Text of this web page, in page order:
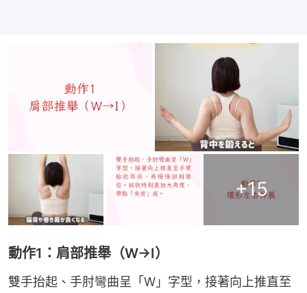
+15
動作1：肩部推舉（W→I）
雙手抬起、手肘彎曲呈「W」字型，接著向上推直至